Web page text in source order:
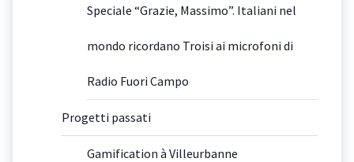
Speciale “Grazie, Massimo”. Italiani nel
mondo ricordano Troisi ai microfoni di
Radio Fuori Campo
Progetti passati
Gamification à Villeurbanne